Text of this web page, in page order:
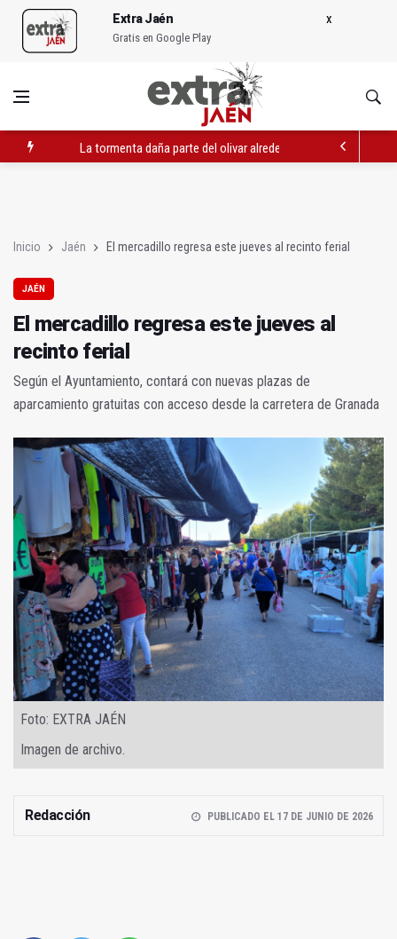
Extra Jaén
Gratis en Google Play
La tormenta daña parte del olivar alrededor de la capital
Inicio Jaén El mercadillo regresa este jueves al recinto ferial
JAÉN
El mercadillo regresa este jueves al
recinto ferial
Según el Ayuntamiento, contará con nuevas plazas de
aparcamiento gratuitas con acceso desde la carretera de Granada
Foto: EXTRA JAÉN
Imagen de archivo.
Redacción PUBLICADO EL 17 DE JUNIO DE 2026